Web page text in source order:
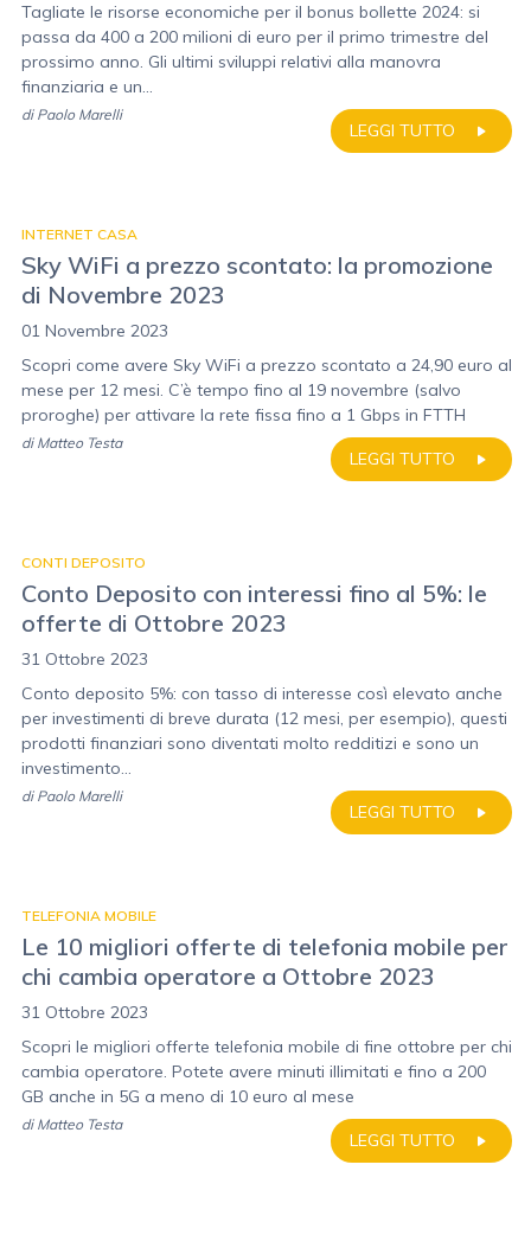
Tagliate le risorse economiche per il bonus bollette 2024: si
passa da 400 a 200 milioni di euro per il primo trimestre del
prossimo anno. Gli ultimi sviluppi relativi alla manovra
finanziaria e un...
LEGGI TUTTO
di Paolo Marelli
INTERNET CASA
Sky WiFi a prezzo scontato: la promozione
di Novembre 2023
01 Novembre 2023
Scopri come avere Sky WiFi a prezzo scontato a 24,90 euro al
mese per 12 mesi. C’è tempo fino al 19 novembre (salvo
proroghe) per attivare la rete fissa fino a 1 Gbps in FTTH
LEGGI TUTTO
di Matteo Testa
CONTI DEPOSITO
Conto Deposito con interessi fino al 5%: le
offerte di Ottobre 2023
31 Ottobre 2023
Conto deposito 5%: con tasso di interesse così elevato anche
per investimenti di breve durata (12 mesi, per esempio), questi
prodotti finanziari sono diventati molto redditizi e sono un
investimento...
LEGGI TUTTO
di Paolo Marelli
TELEFONIA MOBILE
Le 10 migliori offerte di telefonia mobile per
chi cambia operatore a Ottobre 2023
31 Ottobre 2023
Scopri le migliori offerte telefonia mobile di fine ottobre per chi
cambia operatore. Potete avere minuti illimitati e fino a 200
GB anche in 5G a meno di 10 euro al mese
LEGGI TUTTO
di Matteo Testa